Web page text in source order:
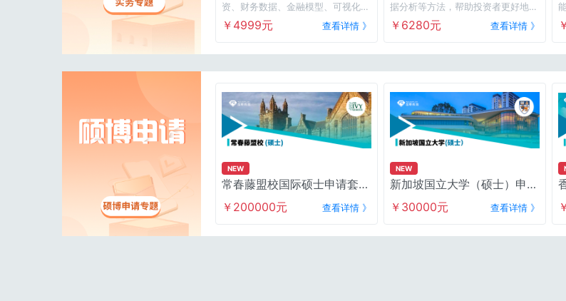
资、财务数据、金融模型、可视化，
365日畅享任意课程！更有答疑实战
特训营计划，伴你学习～
￥4999元 查看详情 》
据分析等方法，帮助投资者更好地理
解市场规律，制定有效的投资策略，
提高投资精度和效率
￥6280元 查看详情 》
NEW
常春藤盟校国际硕士申请套餐
B
￥200000元 查看详情 》
NEW
新加坡国立大学（硕士）申请
套餐A
￥30000元 查看详情 》